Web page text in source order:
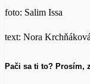
foto: Salim Issa
text: Nora
Pači sa ti to? Prosím,